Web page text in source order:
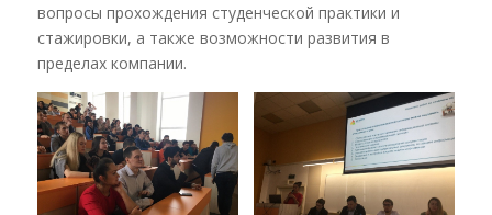
вопросы прохождения студенческой практики и
стажировки, а также возможности развития в
пределах компании.